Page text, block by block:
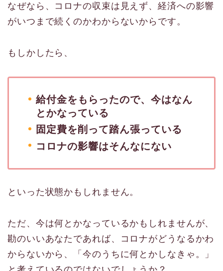
なぜなら、コロナの収束は見えず、経済への影響
がいつまで続くのかわからないからです。
もしかしたら、
給付金をもらったので、今はなん
とかなっている
固定費を削って踏ん張っている
コロナの影響はそんなにない
といった状態かもしれません。
ただ、今は何とかなっているかもしれませんが、
勘のいいあなたであれば、コロナがどうなるかわ
からないから、「今のうちに何とかしなきゃ。」